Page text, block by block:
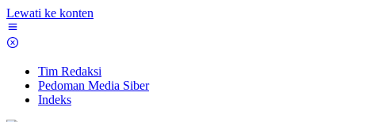
Lewati ke konten
Tim Redaksi
Pedoman Media Siber
Indeks